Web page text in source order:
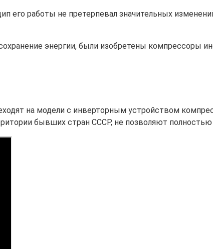
его работы не претерпевал значительных
энергии, были изобретены компрессоры
на модели с инверторным устройством
бывших стран СССР, не позволяют